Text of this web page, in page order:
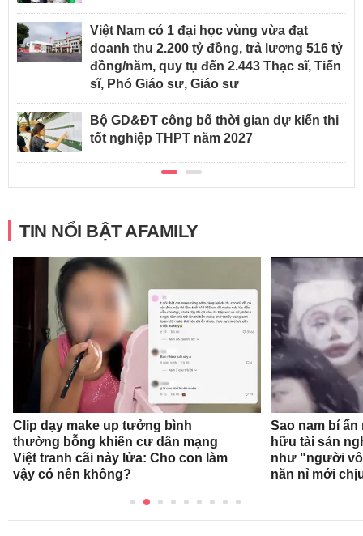
Việt Nam có 1 đại học vùng vừa đạt
doanh thu 2.200 tỷ đồng, trả lương 516 tỷ
đồng/năm, quy tụ đến 2.443 Thạc sĩ, Tiến
sĩ, Phó Giáo sư, Giáo sư
Bộ GD&ĐT công bố thời gian dự kiến thi
tốt nghiệp THPT năm 2027
TIN NỔI BẬT AFAMILY
Clip dạy make up tưởng bình
thường bỗng khiến cư dân mạng
Việt tranh cãi nảy lửa: Cho con làm
vậy có nên không?
Sao nam bí
hữu tài sản
như "người
năn nỉ mới